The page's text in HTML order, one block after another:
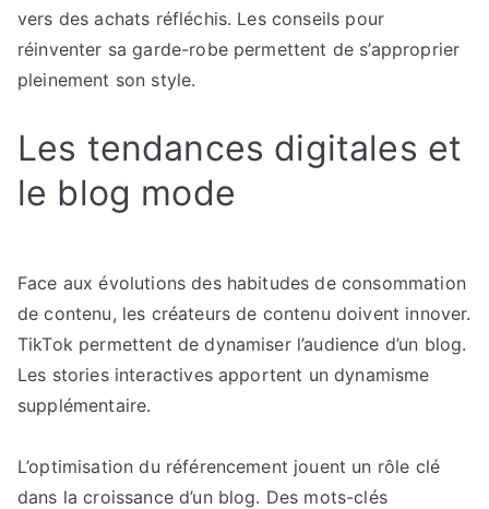
vers des achats réfléchis. Les conseils pour
réinventer sa garde-robe permettent de s’approprier
pleinement son style.
Les tendances digitales et
le blog mode
Face aux évolutions des habitudes de consommation
de contenu, les créateurs de contenu doivent innover.
TikTok permettent de dynamiser l’audience d’un blog.
Les stories interactives apportent un dynamisme
supplémentaire.
L’optimisation du référencement jouent un rôle clé
dans la croissance d’un blog. Des mots-clés